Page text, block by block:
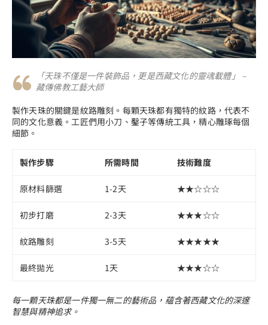
「天珠不僅是一件裝飾品，更是西藏文化的靈魂載體」 –
藏傳佛教工藝大師
製作天珠的關鍵是紋路雕刻。每顆天珠都有獨特的紋路，代表不
同的文化意義。工匠們用小刀、鑿子等傳統工具，精心雕琢每個
細節。
製作步驟 所需時間 技術難度
原材料篩選 1-2天 ★★☆☆☆
初步打磨 2-3天 ★★★☆☆
紋路雕刻 3-5天 ★★★★★
最終拋光 1天 ★★★☆☆
每一顆天珠都是一件獨一無二的藝術品，蘊含著西藏文化的深邃
智慧與精神追求。